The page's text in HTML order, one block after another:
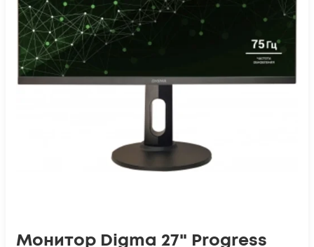
Монитор Digma 27" Progress